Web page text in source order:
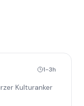
1-3h
Kulturanker